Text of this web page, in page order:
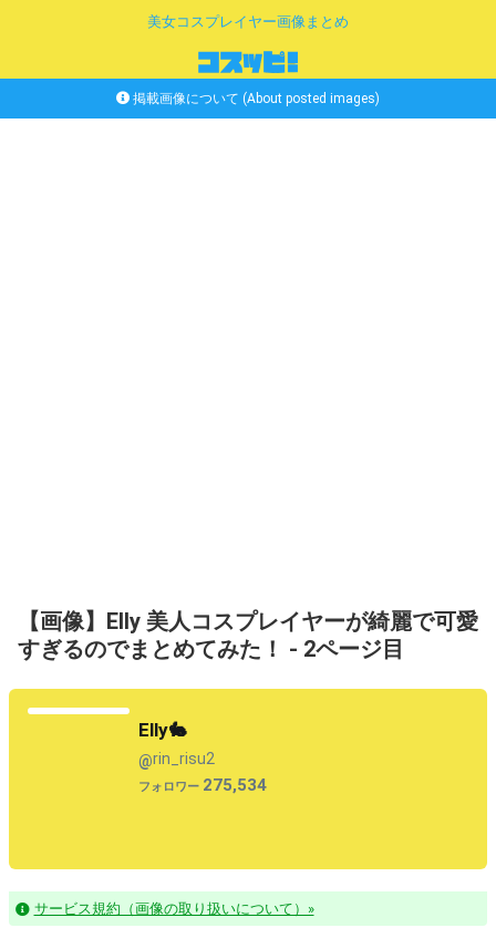
美女コスプレイヤー画像まとめ
掲載画像について (About posted images)
【画像】Elly 美人コスプレイヤーが綺麗で可愛
すぎるのでまとめてみた！ - 2ページ目
Elly🐇
@rin_risu2
フォロワー 275,534
サービス規約（画像の取り扱いについて）»